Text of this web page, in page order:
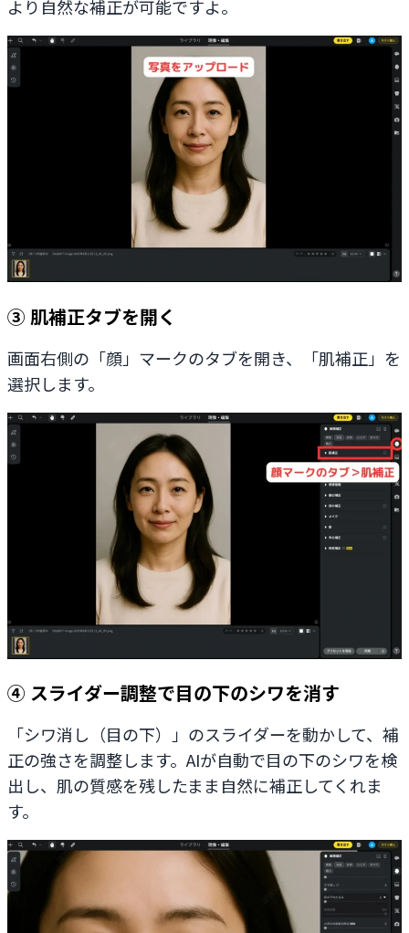
より自然な補正が可能ですよ。
③ 肌補正タブを開く
画面右側の「顔」マークのタブを開き、「肌補正」を
選択します。
④ スライダー調整で目の下のシワを消す
「シワ消し（目の下）」のスライダーを動かして、補
正の強さを調整します。AIが自動で目の下のシワを検
出し、肌の質感を残したまま自然に補正してくれま
す。